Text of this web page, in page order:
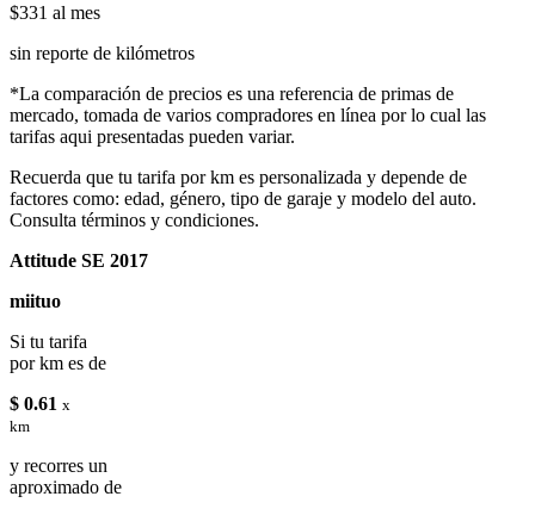
$331 al mes
sin reporte de kilómetros
*La comparación de precios es una referencia de primas de
mercado, tomada de varios compradores en línea por lo cual las
tarifas aqui presentadas pueden variar.
Recuerda que tu tarifa por km es personalizada y depende de
factores como: edad, género, tipo de garaje y modelo del auto.
Consulta términos y condiciones.
Attitude SE 2017
miituo
Si tu tarifa
por km es de
$ 0.61 x
km
y recorres un
aproximado de